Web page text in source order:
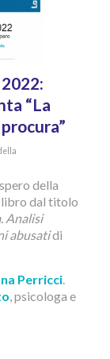
“La
della
libro dal titolo
Analisi
abusatidi
Perricci.
, psicologa e